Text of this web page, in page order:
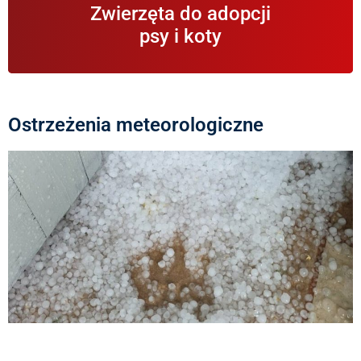
Zwierzęta do adopcji
psy i koty
schronisku i gotowych do adopcji.
Ostrzeżenia meteorologiczne